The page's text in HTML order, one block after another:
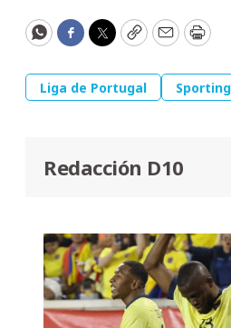
WhatsApp
Facebook
Twitter
CopyEmailPrint
Liga de Portugal
Redacción D10